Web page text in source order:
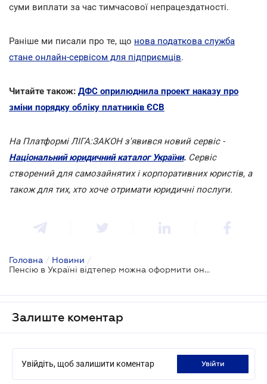
суми виплати за час тимчасової непрацездатності.
Раніше ми писали про те, що нова податкова служба
стане онлайн-сервісом для підприємців.
Читайте також: ДФС оприлюднила проект наказу про
зміни порядку обліку платників ЄСВ
На Платформі ЛІГА:ЗАКОН з'явився новий сервіс -
Національний юридичний каталог України. Сервіс
створений для самозайнятих і корпоративних юристів, а
також для тих, хто хоче отримати юридичні послуги.
Головна / Новини /
Пенсію в Україні відтепер можна оформити онлайн
Залиште коментар
Увійдіть, щоб залишити коментар увійти